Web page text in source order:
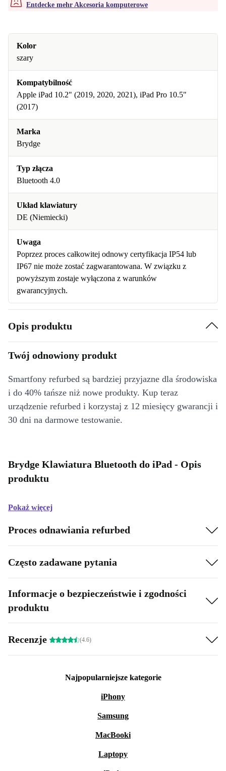
Entdecke mehr Akcesoria komputerowe
Kolor
szary
Kompatybilność
Apple iPad 10.2" (2019, 2020, 2021), iPad Pro 10.5"
(2017)
Marka
Brydge
Typ złącza
Bluetooth 4.0
Układ klawiatury
DE (Niemiecki)
Uwaga
Poprzez proces całkowitej odnowy certyfikacja IP54 lub
IP67 nie może zostać zagwarantowana. W związku z
powyższym zostaje wyłączona z warunków
gwarancyjnych.
Opis produktu
Twój odnowiony produkt
Smartfony refurbed są bardziej przyjazne dla środowiska
i do 40% tańsze niż nowe produkty. Kup teraz
urządzenie refurbed i korzystaj z 12 miesięcy gwarancji i
30 dni na darmowe testowanie.
Brydge Klawiatura Bluetooth do iPad - Opis
produktu
Pokaż więcej
Proces odnawiania refurbed
Często zadawane pytania
Informacje o bezpieczeństwie i zgodności
produktu
Recenzje (4.6)
Najpopularniejsze kategorie
iPhony
Samsung
MacBooki
Laptopy